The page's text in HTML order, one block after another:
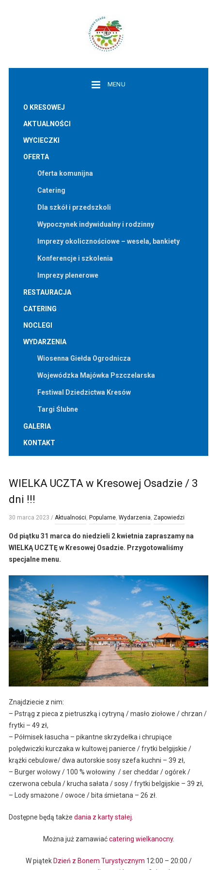
MENU
O KRESOWEJ
AKTUALNOŚCI
WYCIECZKI
OFERTA
Oferta komunijna
Catering
Dla szkół i przedszkoli
Wypoczynek indywidualny i rodzinny
Imprezy okolicznościowe – wesela, bankiety
Konferencje i szkolenia
Imprezy plenerowe
RESTAURACJA
CATERING
NOCLEGI
WYDARZENIA
Wiosenna Giełda Ogrodnicza
Wojewódzka Majówka Pszczelarska
Festiwal Dziedzictwa Kresów
Targi Ślubne
GALERIA
KONTAKT
WIELKA UCZTA w Kresowej Osadzie / 3
dni !!!
30 marca 2023 / Aktualności, Popularne, Wydarzenia, Zapowiedzi
Od piątku 31 marca do niedzieli 2 kwietnia zapraszamy na
WIELKĄ UCZTĘ w Kresowej Osadzie. Przygotowaliśmy
specjalne menu.
Znajdziecie z nim:
– Pstrąg z pieca z pietruszką i cytryną / masło ziołowe / chrzan /
frytki – 49 zł,
– Półmisek łasucha – pikantne skrzydełka i chrupiące
polędwiczki kurczaka w kultowej panierce / frytki belgijskie /
krążki cebulowe/ dwa autorskie sosy szefa kuchni – 39 zł,
– Burger wołowy / 100 % wołowiny / ser cheddar / ogórek /
czerwona cebula / krucha sałata / sosy / frytki belgijskie – 39 zł,
– Lody smażone / owoce / bita śmietana – 26 zł.
Dostępne będą także dania z karty stałej
Można już zamawiaćcatering wielkanocny.
W piątek Dzień z Bonem Turystycznym 12:00 – 20:00 /